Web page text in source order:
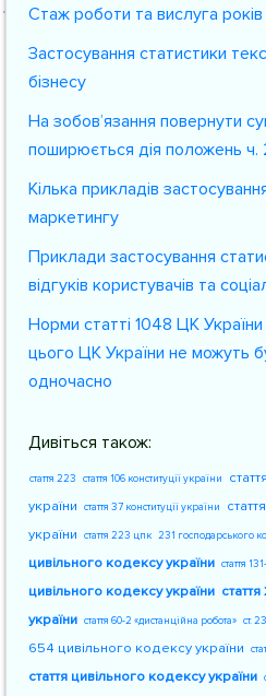
Стаж роботи та вислуга років
Застосування статистики
бізнесу
На зобов’язання повернути
поширюється дія положень ч.
Кілька прикладів
маркетингу
Приклади застосування
відгуків користувачів та
Норми статті 1048 ЦК
цього ЦК України не можуть
одночасно
Дивіться також:
стаття 223 стаття 106 конституції україни
україни стаття 37 конституції україни
україни стаття 223 цпк 231 господарського
цивільного кодексу україни стаття
цивільного кодексу україни
україни стаття 60-2 «дистанційна робота» ст.
654 цивільного кодексу україни
стаття цивільного кодексу україни